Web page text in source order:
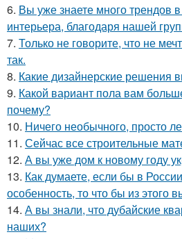
6. Вы уже знаете много трендов
интерьера, благодаря нашей
7. Только не говорите, что не
так.
8. Какие дизайнерские решения
9. Какой вариант пола вам
почему?
10. Ничего необычного, просто
11. Сейчас все строительные
12. А вы уже дом к новому году
13. Как думаете, если бы в
особенность, то что бы из этого
14. А вы знали, что дубайские
наших?